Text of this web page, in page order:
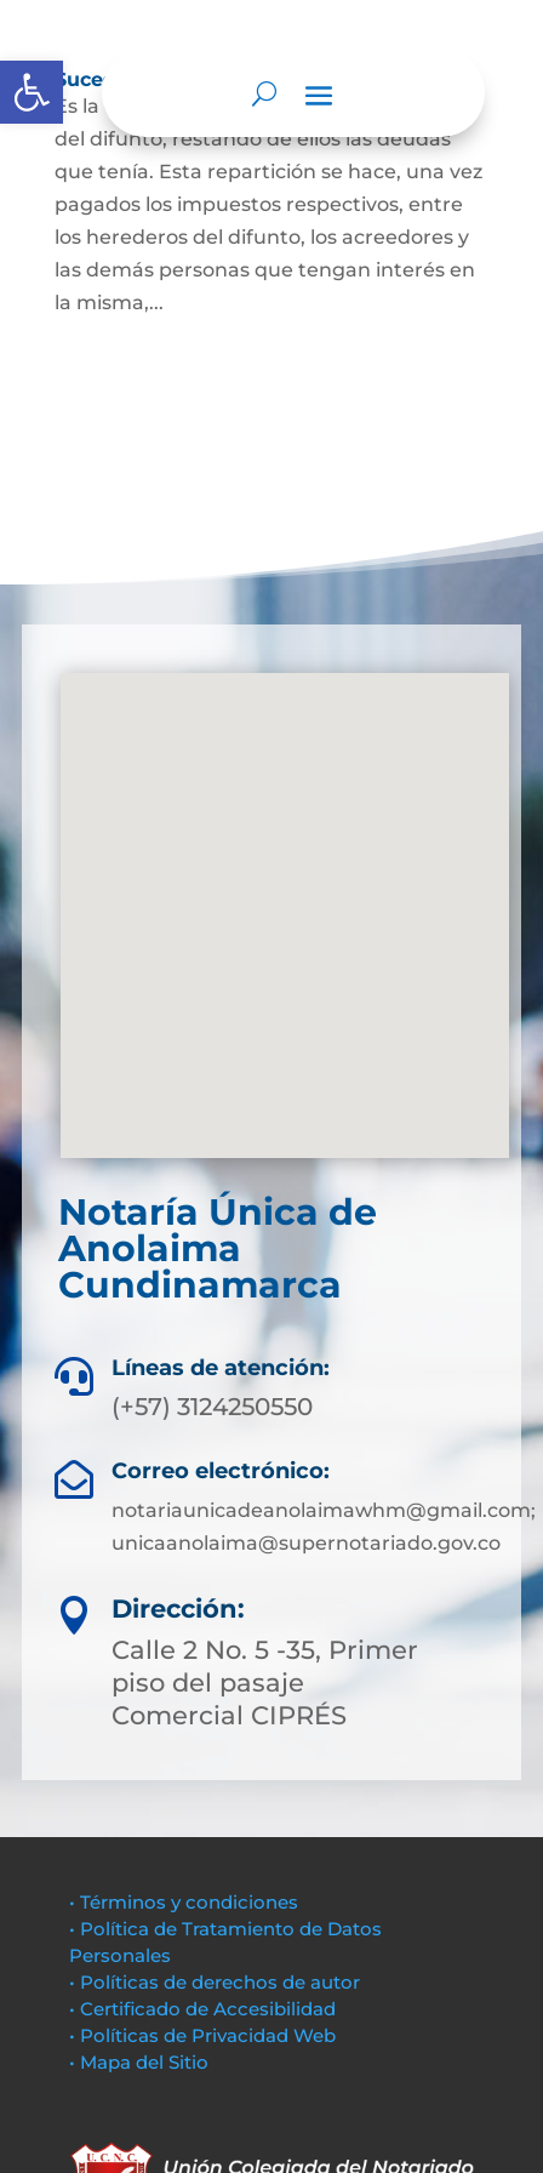
Abrir barra de herramientas
Sucesión de bienes por causa de muerte
Es la que se hace para repartir los bienes
del difunto, restando de ellos las deudas
que tenía. Esta repartición se hace, una vez
pagados los impuestos respectivos, entre
los herederos del difunto, los acreedores y
las demás personas que tengan interés en
la misma,...
Notaría Única de
Anolaima
Cundinamarca
 Líneas de atención:
(+57) 3124250550
 Correo electrónico:
notariaunicadeanolaimawhm@gmail.com;
unicaanolaima@supernotariado.gov.co

Dirección:
Calle 2 No. 5 -35, Primer
piso del pasaje
Comercial CIPRÉS
• Términos y condiciones
• Política de Tratamiento de Datos
Personales
• Políticas de derechos de autor
• Certificado de Accesibilidad
• Políticas de Privacidad Web
• Mapa del Sitio